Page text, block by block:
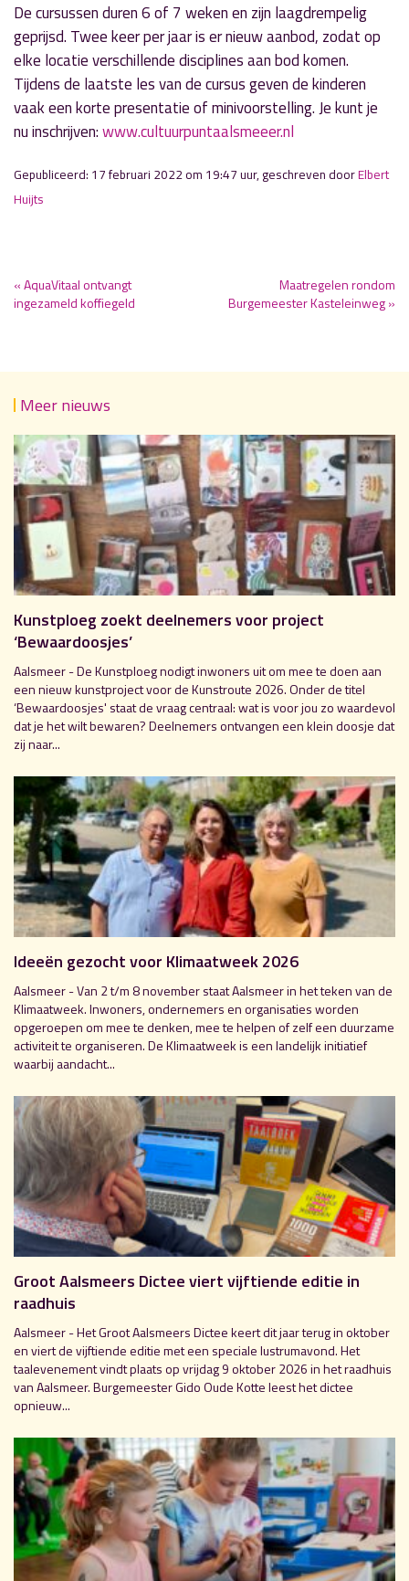
De cursussen duren 6 of 7 weken en zijn laagdrempelig
geprijsd. Twee keer per jaar is er nieuw aanbod, zodat op
elke locatie verschillende disciplines aan bod komen.
Tijdens de laatste les van de cursus geven de kinderen
vaak een korte presentatie of minivoorstelling. Je kunt je
nu inschrijven:www.cultuurpuntaalsmeeer.nl
Gepubliceerd: 17 februari 2022 om 19:47 uur, geschreven doorElbert
Huijts
« AquaVitaal ontvangt
ingezameld koffiegeld
Maatregelen rondom
Burgemeester Kasteleinweg »
Meer nieuws
Kunstploeg zoekt deelnemers voor project
‘Bewaardoosjes’
Aalsmeer - De Kunstploeg nodigt inwoners uit om mee te doen aan
een nieuw kunstproject voor de Kunstroute 2026. Onder de titel
‘Bewaardoosjes' staat de vraag centraal: wat is voor jou zo waardevol
dat je het wilt bewaren? Deelnemers ontvangen een klein doosje dat
zij naar...
Ideeën gezocht voor Klimaatweek 2026
Aalsmeer - Van 2 t/m 8 november staat Aalsmeer in het teken van de
Klimaatweek. Inwoners, ondernemers en organisaties worden
opgeroepen om mee te denken, mee te helpen of zelf een duurzame
activiteit te organiseren. De Klimaatweek is een landelijk initiatief
waarbij aandacht...
Groot Aalsmeers Dictee viert vijftiende editie in
raadhuis
Aalsmeer - Het Groot Aalsmeers Dictee keert dit jaar terug in oktober
en viert de vijftiende editie met een speciale lustrumavond. Het
taalevenement vindt plaats op vrijdag 9 oktober 2026 in het raadhuis
van Aalsmeer. Burgemeester Gido Oude Kotte leest het dictee
opnieuw...